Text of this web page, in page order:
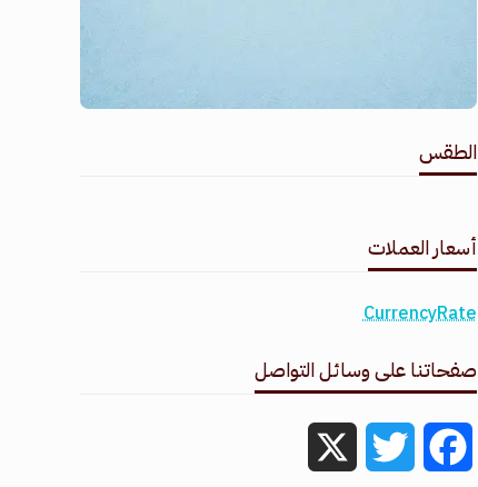
الطقس
أسعار العملات
CurrencyRate
صفحاتنا على وسائل التواصل
Facebook
Twitter